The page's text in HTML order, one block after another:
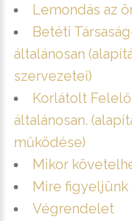
Lemondás az
Betéti
általánosan
szervezetei)
Korlátolt
általánosan.
működése)
Mikor
Mire figyeljünk
Végrendelet